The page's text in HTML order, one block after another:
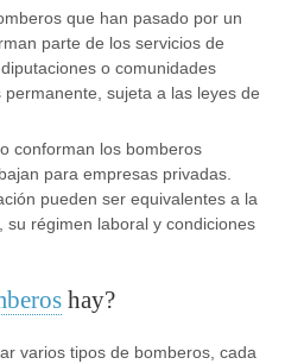
que han pasado por un
parte de los servicios de
o comunidades
sujeta a las leyes de
conforman los bomberos
para empresas privadas.
pueden ser equivalentes a la
régimen laboral y condiciones
hay?
varios tipos de bomberos, cada